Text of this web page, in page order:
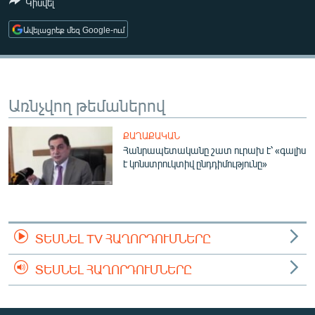
ՄԻՋԱԶԳԱՅԻՆ
ՄՇԱԿՈՒՅԹ
ՍՊՈՐՏ
ՏՏ ԵՒ ԻՆՏԵՐՆԵՏ
ԿՈՐՈՆԱՎԻՐՈՒՍ
ԱՐԽԻՎ
ՏԵՍԱՆՅՈՒԹԵՐ
ՁԳՏԵԼՈՎ ԼԱՎԱԳՈՒՅՆԻՆ
ՓՈԴՔԱՍԹ
Կիսվել
Ավելացրեք մեզ Google-ում
Առնչվող թեմաներով
ՔԱՂԱՔԱԿԱՆ
Հանրապետականը շատ ուրախ է՝ «գալիս
է կոնստրուկտիվ ընդդիմությունը»
ՏԵՍՆԵԼ TV ՀԱՂՈՐԴՈՒՄՆԵՐԸ
ՏԵՍՆԵԼ ՀԱՂՈՐԴՈՒՄՆԵՐԸ